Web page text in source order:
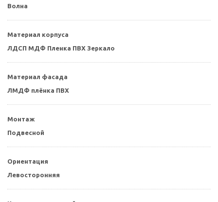
Волна
Материал корпуса
ЛДСП МДФ Пленка ПВХ Зеркало
Материал фасада
ЛМДФ плёнка ПВХ
Монтаж
Подвесной
Ориентация
Левосторонняя